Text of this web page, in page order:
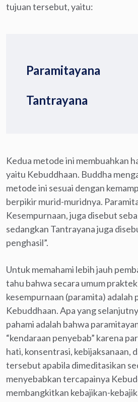
tujuan tersebut, yaitu:
Paramitayana
Tantrayana
Kedua metode ini membuahkan
yaitu Kebuddhaan. Buddha
metode ini sesuai dengan
berpikir murid-muridnya.
Kesempurnaan, juga disebut
sedangkan Tantrayana juga
penghasil”.
Untuk memahami lebih jauh
tahu bahwa secara umum
kesempurnaan (paramita) adalah
Kebuddhaan. Apa yang
pahami adalah bahwa
“kendaraan penyebab” karena
hati, konsentrasi, kebijaksanaan,
tersebut apabila dimeditasikan
menyebabkan tercapainya
membangkitkan kebajikan-